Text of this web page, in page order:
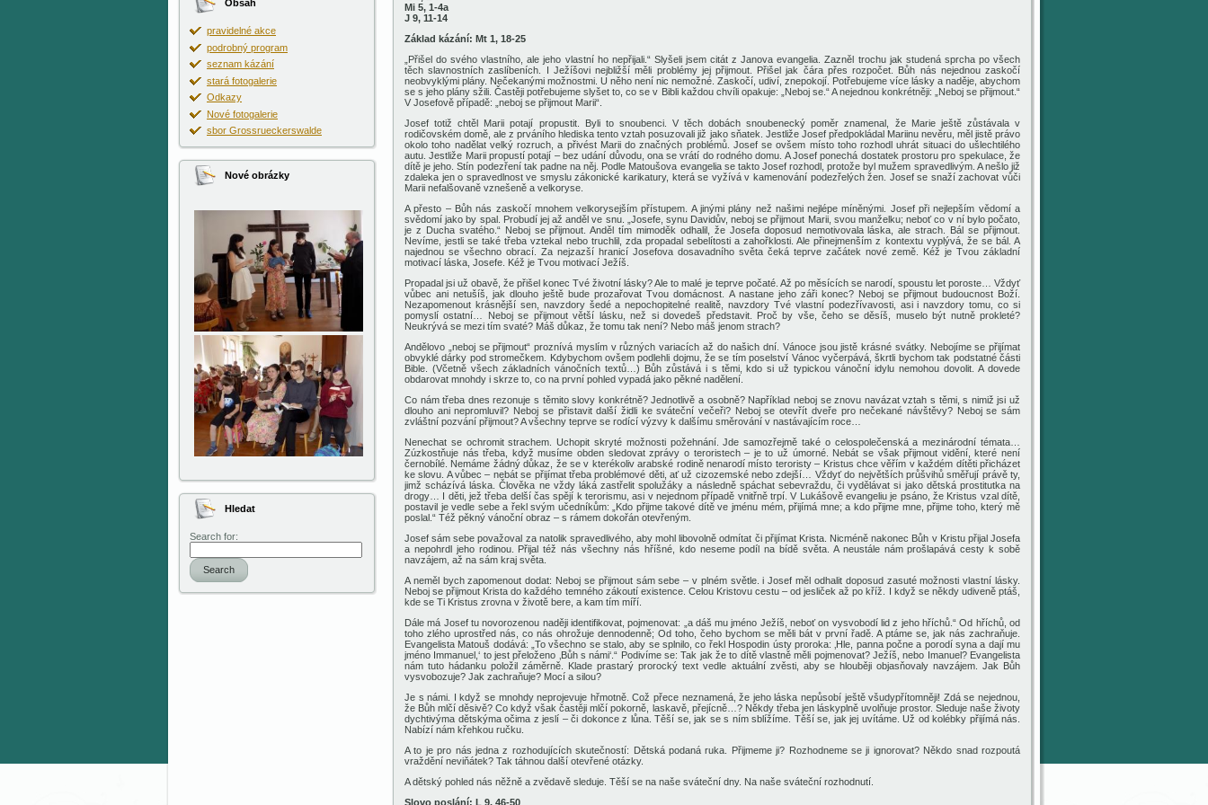
Obsah
pravidelné akce
podrobný program
seznam kázání
stará fotogalerie
Odkazy
Nové fotogalerie
sbor Grossrueckerswalde
Nové obrázky
Hledat
Search for:
Search
Mi 5, 1-4a
J 9, 11-14
Základ kázání: Mt 1, 18-25
„Přišel do svého vlastního, ale jeho vlastní ho nepřijali.“ Slyšeli jsem citát z Janova evangelia. Zazněl trochu jak studená sprcha po všech
těch slavnostních zaslíbeních. I Ježíšovi nejbližší měli problémy jej přijmout. Přišel jak čára přes rozpočet. Bůh nás nejednou zaskočí
neobvyklými plány. Nečekanými možnostmi. U něho není nic nemožné. Zaskočí, udiví, znepokojí. Potřebujeme více lásky a naděje, abychom
se s jeho plány sžili. Častěji potřebujeme slyšet to, co se v Bibli každou chvíli opakuje: „Neboj se.“ A nejednou konkrétněji: „Neboj se přijmout.“
V Josefově případě: „neboj se přijmout Marii“.
Josef totiž chtěl Marii potají propustit. Byli to snoubenci. V těch dobách snoubenecký poměr znamenal, že Marie ještě zůstávala v
rodičovském domě, ale z prváního hlediska tento vztah posuzovali již jako sňatek. Jestliže Josef předpokládal Mariinu nevěru, měl jistě právo
okolo toho nadělat velký rozruch, a přivést Marii do značných problémů. Josef se ovšem místo toho rozhodl uhrát situaci do ušlechtilého
autu. Jestliže Marii propustí potají – bez udání důvodu, ona se vrátí do rodného domu. A Josef ponechá dostatek prostoru pro spekulace, že
dítě je jeho. Stín podezření tak padne na něj. Podle Matoušova evangelia se takto Josef rozhodl, protože byl mužem spravedlivým. A nešlo již
zdaleka jen o spravedlnost ve smyslu zákonické karikatury, která se vyžívá v kamenování podezřelých žen. Josef se snaží zachovat vůči
Marii nefalšovaně vznešeně a velkoryse.
A přesto – Bůh nás zaskočí mnohem velkorysejším přístupem. A jinými plány než našimi nejlépe míněnými. Josef při nejlepším vědomí a
svědomí jako by spal. Probudí jej až anděl ve snu. „Josefe, synu Davidův, neboj se přijmout Marii, svou manželku; neboť co v ní bylo počato,
je z Ducha svatého.“ Neboj se přijmout. Anděl tím mimoděk odhalil, že Josefa doposud nemotivovala láska, ale strach. Bál se přijmout.
Nevíme, jestli se také třeba vztekal nebo truchlil, zda propadal sebelítosti a zahořklosti. Ale přinejmenším z kontextu vyplývá, že se bál. A
najednou se všechno obrací. Za nejzazší hranicí Josefova dosavadního světa čeká teprve začátek nové země. Kéž je Tvou základní
motivací láska, Josefe. Kéž je Tvou motivací Ježíš.
Propadal jsi už obavě, že přišel konec Tvé životní lásky? Ale to malé je teprve počaté. Až po měsících se narodí, spoustu let poroste… Vždyť
vůbec ani netušíš, jak dlouho ještě bude prozařovat Tvou domácnost. A nastane jeho záři konec? Neboj se přijmout budoucnost Boží.
Nezapomenout krásnější sen, navzdory šedé a nepochopitelné realitě, navzdory Tvé vlastní podezřívavosti, asi i navzdory tomu, co si
pomyslí ostatní… Neboj se přijmout větší lásku, než si dovedeš představit. Proč by vše, čeho se děsíš, muselo být nutně prokleté?
Neukrývá se mezi tím svaté? Máš důkaz, že tomu tak není? Nebo máš jenom strach?
Andělovo „neboj se přijmout“ proznívá myslím v různých variacích až do našich dní. Vánoce jsou jistě krásné svátky. Nebojíme se přijímat
obvyklé dárky pod stromečkem. Kdybychom ovšem podlehli dojmu, že se tím poselství Vánoc vyčerpává, škrtli bychom tak podstatné části
Bible. (Včetně všech základních vánočních textů…) Bůh zůstává i s těmi, kdo si už typickou vánoční idylu nemohou dovolit. A dovede
obdarovat mnohdy i skrze to, co na první pohled vypadá jako pěkné nadělení.
Co nám třeba dnes rezonuje s těmito slovy konkrétně? Jednotlivě a osobně? Například neboj se znovu navázat vztah s těmi, s nimiž jsi už
dlouho ani nepromluvil? Neboj se přistavit další židli ke sváteční večeři? Neboj se otevřít dveře pro nečekané návštěvy? Neboj se sám
zvláštní pozvání přijmout? A všechny teprve se rodící výzvy k dalšímu směrování v nastávajícím roce…
Nenechat se ochromit strachem. Uchopit skryté možnosti požehnání. Jde samozřejmě také o celospolečenská a mezinárodní témata…
Zúzkostňuje nás třeba, když musíme obden sledovat zprávy o teroristech – je to už úmorné. Nebát se však přijmout vidění, které není
černobílé. Nemáme žádný důkaz, že se v kterékoliv arabské rodině nenarodí místo teroristy – Kristus chce věřím v každém dítěti přicházet
ke slovu. A vůbec – nebát se přijímat třeba problémové děti, ať už cizozemské nebo zdejší… Vždyť do největších průšvihů směřují právě ty,
jimž scházívá láska. Člověka ne vždy láká zastřelit spolužáky a následně spáchat sebevraždu, či vydělávat si jako dětská prostitutka na
drogy… I děti, jež třeba delší čas spějí k terorismu, asi v nejednom případě vnitřně trpí. V Lukášově evangeliu je psáno, že Kristus vzal dítě,
postavil je vedle sebe a řekl svým učedníkům: „Kdo přijme takové dítě ve jménu mém, přijímá mne; a kdo přijme mne, přijme toho, který mě
poslal.“ Též pěkný vánoční obraz – s rámem dokořán otevřeným.
Josef sám sebe považoval za natolik spravedlivého, aby mohl libovolně odmítat či přijímat Krista. Nicméně nakonec Bůh v Kristu přijal Josefa
a nepohrdl jeho rodinou. Přijal též nás všechny nás hříšné, kdo neseme podíl na bídě světa. A neustále nám prošlapává cesty k sobě
navzájem, až na sám kraj světa.
A neměl bych zapomenout dodat: Neboj se přijmout sám sebe – v plném světle. i Josef měl odhalit doposud zasuté možnosti vlastní lásky.
Neboj se přijmout Krista do každého temného zákoutí existence. Celou Kristovu cestu – od jesliček až po kříž. I když se někdy udiveně ptáš,
kde se Ti Kristus zrovna v životě bere, a kam tím míří.
Dále má Josef tu novorozenou naději identifikovat, pojmenovat: „a dáš mu jméno Ježíš, neboť on vysvobodí lid z jeho hříchů.“ Od hříchů, od
toho zlého uprostřed nás, co nás ohrožuje dennodenně; Od toho, čeho bychom se měli bát v první řadě. A ptáme se, jak nás zachraňuje.
Evangelista Matouš dodává: „To všechno se stalo, aby se splnilo, co řekl Hospodin ústy proroka: ‚Hle, panna počne a porodí syna a dají mu
jméno Immanuel,‘ to jest přeloženo ‚Bůh s námi‘.“ Podivíme se: Tak jak že to dítě vlastně měli pojmenovat? Ježíš, nebo Imanuel? Evangelista
nám tuto hádanku položil záměrně. Klade prastarý prorocký text vedle aktuální zvěsti, aby se hlouběji objasňovaly navzájem. Jak Bůh
vysvobozuje? Jak zachraňuje? Mocí a silou?
Je s námi. I když se mnohdy neprojevuje hřmotně. Což přece neznamená, že jeho láska nepůsobí ještě všudypřítomněji! Zdá se nejednou,
že Bůh mlčí děsivě? Co když však častěji mlčí pokorně, laskavě, přejícně…? Někdy třeba jen láskyplně uvolňuje prostor. Sleduje naše životy
dychtivýma dětskýma očima z jeslí – či dokonce z lůna. Těší se, jak se s ním sblížíme. Těší se, jak jej uvítáme. Už od kolébky přijímá nás.
Nabízí nám křehkou ručku.
A to je pro nás jedna z rozhodujících skutečností: Dětská podaná ruka. Přijmeme ji? Rozhodneme se ji ignorovat? Někdo snad rozpoutá
vraždění neviňátek? Tak táhnou další otevřené otázky.
A dětský pohled nás něžně a zvědavě sleduje. Těší se na naše sváteční dny. Na naše sváteční rozhodnutí.
Slovo poslání: L 9, 46-50